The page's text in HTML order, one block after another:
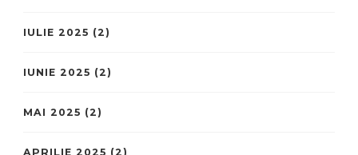
IULIE 2025 (2)
IUNIE 2025 (2)
MAI 2025 (2)
APRILIE 2025 (2)